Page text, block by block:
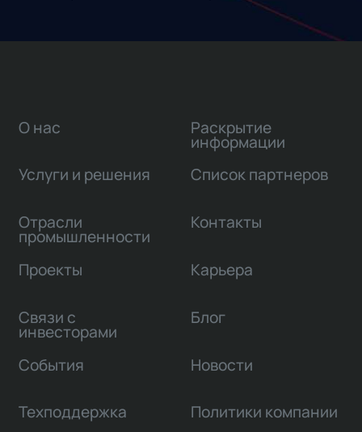
О нас
Услуги и решения
Отрасли
промышленности
Проекты
Связи с
инвесторами
Раскрытие
информации
Список партнеров
Контакты
Карьера
Блог
События Новости
Техподдержка Политики компании